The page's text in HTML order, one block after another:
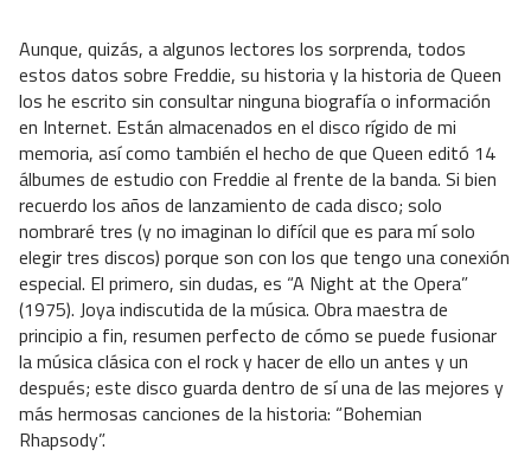
Aunque, quizás, a algunos lectores los sorprenda, todos
estos datos sobre Freddie, su historia y la historia de Queen
los he escrito sin consultar ninguna biografía o información
en Internet. Están almacenados en el disco rígido de mi
memoria, así como también el hecho de que Queen editó 14
álbumes de estudio con Freddie al frente de la banda. Si bien
recuerdo los años de lanzamiento de cada disco; solo
nombraré tres (y no imaginan lo difícil que es para mí solo
elegir tres discos) porque son con los que tengo una conexión
especial. El primero, sin dudas, es “A Night at the Opera”
(1975). Joya indiscutida de la música. Obra maestra de
principio a fin, resumen perfecto de cómo se puede fusionar
la música clásica con el rock y hacer de ello un antes y un
después; este disco guarda dentro de sí una de las mejores y
más hermosas canciones de la historia: “Bohemian
Rhapsody”.